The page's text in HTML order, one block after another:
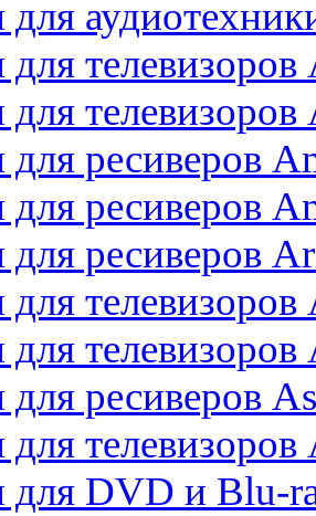
ресиверов
ресиверов
ресиверов
телевизоров
ресиверов
телевизоров
для DVD и Blu-